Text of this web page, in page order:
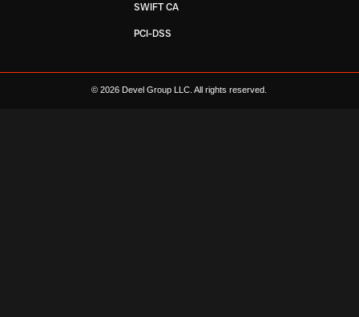
SWIFT CA
PCI-DSS
© 2026 Devel Group LLC. All rights reserved.